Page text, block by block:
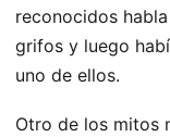
reconocidos
grifos y luego
uno de ellos.
Otro de los mitos